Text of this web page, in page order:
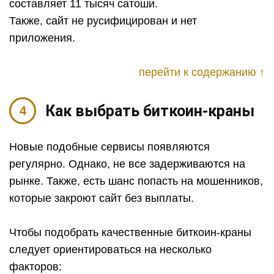
составляет 11 тысяч сатоши.
Также, сайт не русифицирован и нет
приложения.
перейти к содержанию ↑
Как выбрать биткоин-краны
Новые подобные сервисы появляются
регулярно. Однако, не все задерживаются на
рынке. Также, есть шанс попасть на мошенников,
которые закроют сайт без выплаты.
Чтобы подобрать качественные биткоин-краны
следует ориентироваться на несколько
факторов: